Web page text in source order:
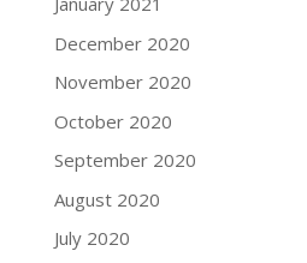
December 2020
November 2020
October 2020
September 2020
August 2020
July 2020